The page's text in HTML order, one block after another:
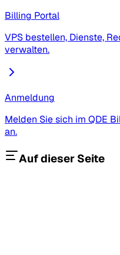
Billing Portal
VPS bestellen, Dienste,
verwalten.
Anmeldung
Melden Sie sich im QDE
an.
Auf dieser Seite